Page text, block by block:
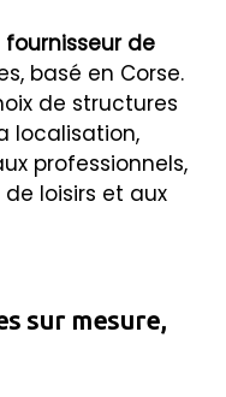
fournisseur de
basé en Corse.
de structures
localisation,
professionnels,
loisirs et aux
sur mesure,